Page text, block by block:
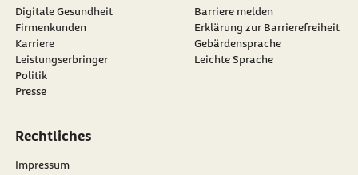
Digitale Gesundheit
Firmenkunden
Karriere
Leistungserbringer
Politik
Presse
Barriere melden
Erklärung zur Barrierefreiheit
Gebärdensprache
Leichte Sprache
Rechtliches
Impressum